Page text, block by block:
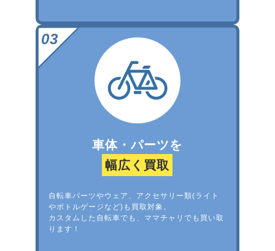
車体・パーツを
幅広く買取
自転車パーツやウェア、アクセサリー類(ライト
やボトルゲージなど)も買取対象。
カスタムした自転車でも、ママチャリでも買い取
ります！